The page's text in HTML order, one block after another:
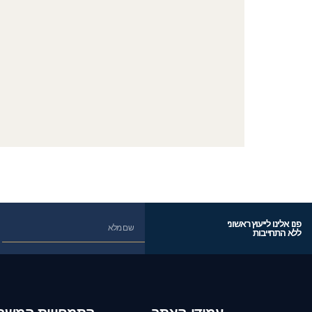
פנו אלינו לייעוץ ראשוני
ללא התחייבות